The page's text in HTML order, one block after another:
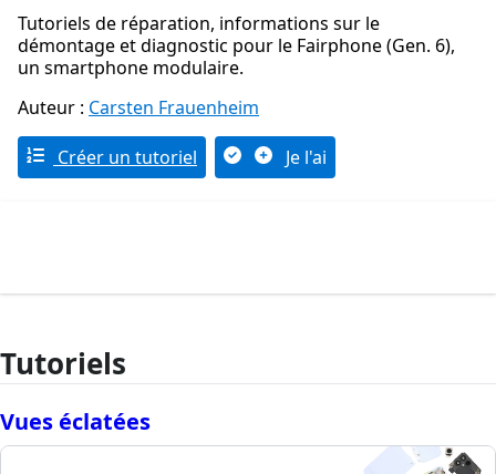
Tutoriels de réparation, informations sur le
démontage et diagnostic pour le Fairphone (Gen. 6),
un smartphone modulaire.
Auteur : Carsten Frauenheim
Créer un tutoriel Je l'ai
Tutoriels
Vues éclatées